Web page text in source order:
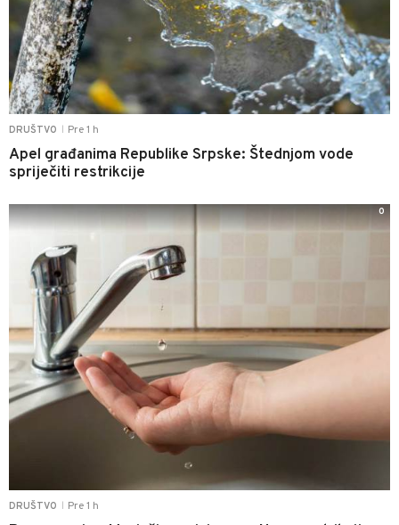
DRUŠTVO Pre 1 h
Apel građanima Republike Srpske: Štednjom vode
spriječiti restrikcije
DRUŠTVO Pre 1 h
0